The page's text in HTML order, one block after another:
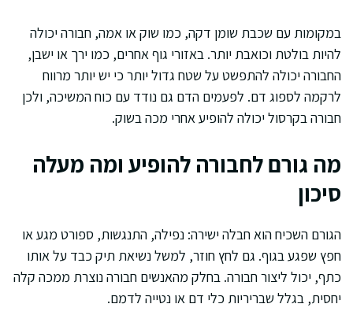
במקומות עם שכבת שומן דקה, כמו שוק או אמה, חבורה יכולה
להיות בולטת וכואבת יותר. באזורי גוף אחרים, כמו ירך או ישבן,
החבורה יכולה להתפשט על שטח גדול יותר כי יש יותר מרווח
לרקמה לספוג דם. לפעמים הדם גם נודד עם כוח המשיכה, ולכן
חבורה בקרסול יכולה להופיע אחרי מכה בשוק.
מה גורם לחבורה להופיע ומה מעלה
סיכון
הגורם השכיח הוא חבלה ישירה: נפילה, התנגשות, ספורט מגע או
חפץ שפגע בגוף. גם לחץ חוזר, למשל נשיאת תיק כבד על אותו
כתף, יכול ליצור חבורה. בחלק מהאנשים חבורה נוצרת ממכה קלה
יחסית, בגלל שבריריות כלי דם או נטייה לדמם.